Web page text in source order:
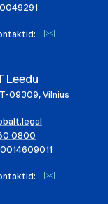
Leedu
09309, Vilnius
0800